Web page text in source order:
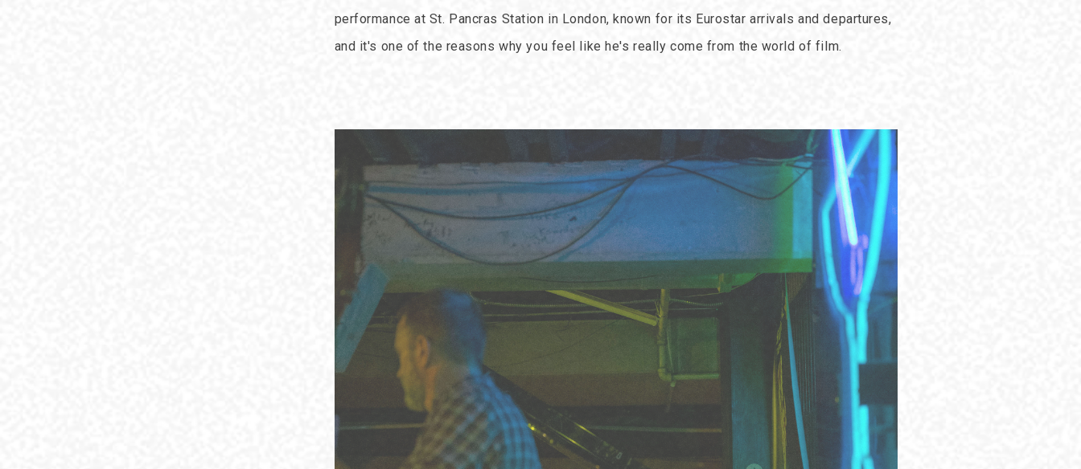
performance at St. Pancras Station in London, known for its Eurostar arrivals and departures,
and it's one of the reasons why you feel like he's really come from the world of film.